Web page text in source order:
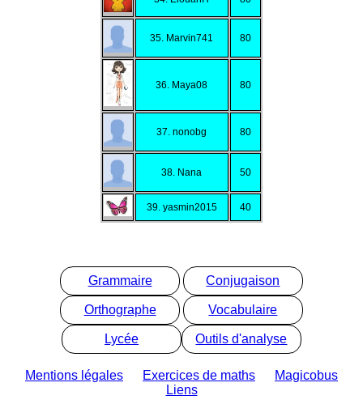
35. Marvin741 80
36. Maya08 80
37. nonobg 80
38. Nana 50
39. yasmin2015 40
Grammaire Conjugaison
Orthographe Vocabulaire
Lycée Outils d'analyse
Mentions légales Exercices de maths
Magicobus
Liens